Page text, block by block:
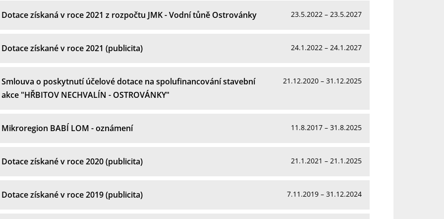
Dotace získaná v roce 2021 z rozpočtu JMK - Vodní tůně Ostrovánky 23.5.2022 – 23.5.2027
Dotace získané v roce 2021 (publicita) 24.1.2022 – 24.1.2027
Smlouva o poskytnutí účelové dotace na spolufinancování stavební
akce "HŘBITOV NECHVALÍN - OSTROVÁNKY"
21.12.2020 – 31.12.2025
Mikroregion BABÍ LOM - oznámení 11.8.2017 – 31.8.2025
Dotace získané v roce 2020 (publicita) 21.1.2021 – 21.1.2025
Dotace získané v roce 2019 (publicita) 7.11.2019 – 31.12.2024